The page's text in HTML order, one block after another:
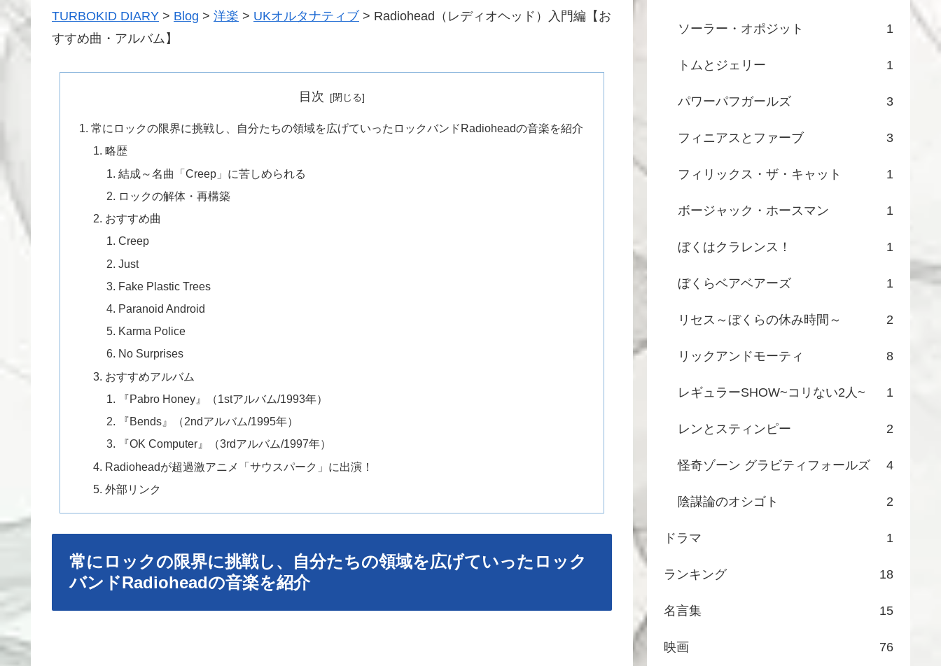
TURBOKID DIARY > Blog > 洋楽 > UKオルタナティブ> Radiohead（レディオヘッド）入門編【お
すすめ曲・アルバム】
目次
常にロックの限界に挑戦し、自分たちの領域を広げていったロックバンドRadioheadの音楽を紹介
略歴
結成～名曲「Creep」に苦しめられる
ロックの解体・再構築
おすすめ曲
Creep
Just
Fake Plastic Trees
Paranoid Android
Karma Police
No Surprises
おすすめアルバム
『Pabro Honey』（1stアルバム/1993年）
『Bends』（2ndアルバム/1995年）
『OK Computer』（3rdアルバム/1997年）
Radioheadが超過激アニメ「サウスパーク」に出演！
外部リンク
常にロックの限界に挑戦し、自分たちの領域を広げていったロック
バンドRadioheadの音楽を紹介
ソーラー・オポジット 1
トムとジェリー 1
パワーパフガールズ 3
フィニアスとファーブ 3
フィリックス・ザ・キャット 1
ボージャック・ホースマン 1
ぼくはクラレンス！ 1
ぼくらベアベアーズ 1
リセス～ぼくらの休み時間～ 2
リックアンドモーティ 8
レギュラーSHOW~コリない2人~ 1
レンとスティンピー 2
怪奇ゾーン グラビティフォールズ 4
陰謀論のオシゴト 2
ドラマ 1
ランキング 18
名言集 15
映画 76